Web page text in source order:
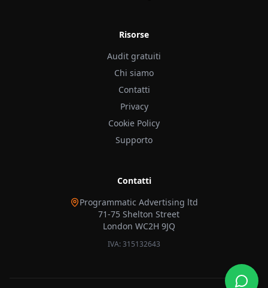
Risorse
Audit gratuiti
Chi siamo
Contatti
Privacy
Cookie Policy
Supporto
Contatti
Programmatic Advertising ltd
71-75 Shelton Street
London WC2H 9JQ
IVA: 315132643